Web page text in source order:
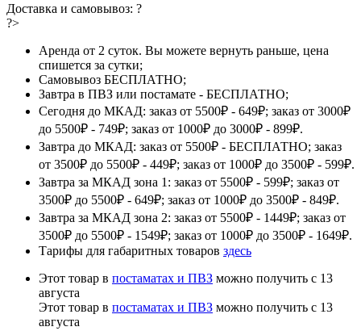
Доставка и самовывоз: ?
?>
Аренда от 2 суток. Вы можете вернуть раньше, цена
спишется за сутки;
Самовывоз БЕСПЛАТНО;
Завтра в ПВЗ или постамате - БЕСПЛАТНО;
Сегодня до МКАД: заказ от 5500₽ - 649₽; заказ от 3000₽
до 5500₽ - 749₽; заказ от 1000₽ до 3000₽ - 899₽.
Завтра до МКАД: заказ от 5500₽ - БЕСПЛАТНО; заказ
от 3500₽ до 5500₽ - 449₽; заказ от 1000₽ до 3500₽ - 599₽.
Завтра за МКАД зона 1: заказ от 5500₽ - 599₽; заказ от
3500₽ до 5500₽ - 649₽; заказ от 1000₽ до 3500₽ - 849₽.
Завтра за МКАД зона 2: заказ от 5500₽ - 1449₽; заказ от
3500₽ до 5500₽ - 1549₽; заказ от 1000₽ до 3500₽ - 1649₽.
Тарифы для габаритных товаров здесь
Этот товар в постаматах и ПВЗ можно получить с 13
августа
Этот товар в постаматах и ПВЗ можно получить с 13
августа